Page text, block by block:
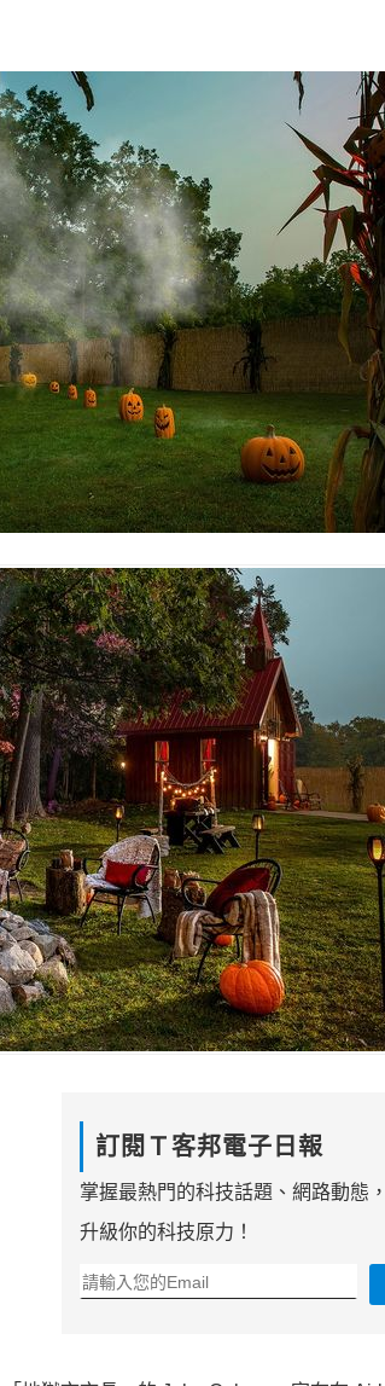
訂閱Ｔ客邦電子日報
掌握最熱門的科技話題、網路動態，
升級你的科技原力！